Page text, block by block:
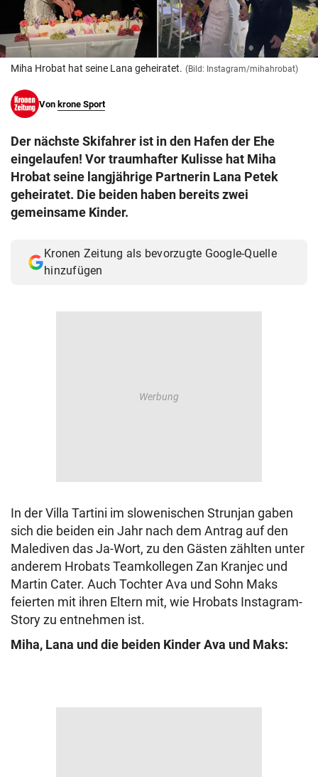
© Krone Multimedia GmbH & Co KG 2026
Muthgasse 2, 1190 Wien
Miha Hrobat hat seine Lana geheiratet. (Bild: Instagram/mihahrobat)
Von krone Sport
Der nächste Skifahrer ist in den Hafen der Ehe
eingelaufen! Vor traumhafter Kulisse hat Miha
Hrobat seine langjährige Partnerin Lana Petek
geheiratet. Die beiden haben bereits zwei
gemeinsame Kinder.
Kronen Zeitung als bevorzugte Google-Quelle
hinzufügen
In der Villa Tartini im slowenischen Strunjan gaben
sich die beiden ein Jahr nach dem Antrag auf den
Malediven das Ja-Wort, zu den Gästen zählten unter
anderem Hrobats Teamkollegen Zan Kranjec und
Martin Cater. Auch Tochter Ava und Sohn Maks
feierten mit ihren Eltern mit, wie Hrobats Instagram-
Story zu entnehmen ist.
Miha, Lana und die beiden Kinder Ava und Maks: